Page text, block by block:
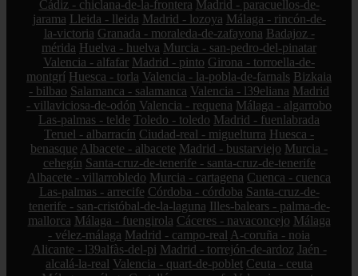
Cádiz - chiclana-de-la-frontera Madrid - paracuellos-de-
jarama Lleida - lleida Madrid - lozoya Málaga - rincón-de-
la-victoria Granada - moraleda-de-zafayona Badajoz -
mérida Huelva - huelva Murcia - san-pedro-del-pinatar
Valencia - alfafar Madrid - pinto Girona - torroella-de-
montgrí Huesca - torla Valencia - la-pobla-de-farnals Bizkaia
- bilbao Salamanca - salamanca Valencia - l39eliana Madrid
- villaviciosa-de-odón Valencia - requena Málaga - algarrobo
Las-palmas - telde Toledo - toledo Madrid - fuenlabrada
Teruel - albarracín Ciudad-real - miguelturra Huesca -
benasque Albacete - albacete Madrid - bustarviejo Murcia -
cehegín Santa-cruz-de-tenerife - santa-cruz-de-tenerife
Albacete - villarrobledo Murcia - cartagena Cuenca - cuenca
Las-palmas - arrecife Córdoba - córdoba Santa-cruz-de-
tenerife - san-cristóbal-de-la-laguna Illes-balears - palma-de-
mallorca Málaga - fuengirola Cáceres - navaconcejo Málaga
- vélez-málaga Madrid - campo-real A-coruña - noia
Alicante - l39alfàs-del-pi Madrid - torrejón-de-ardoz Jaén -
alcalá-la-real Valencia - quart-de-poblet Ceuta - ceuta